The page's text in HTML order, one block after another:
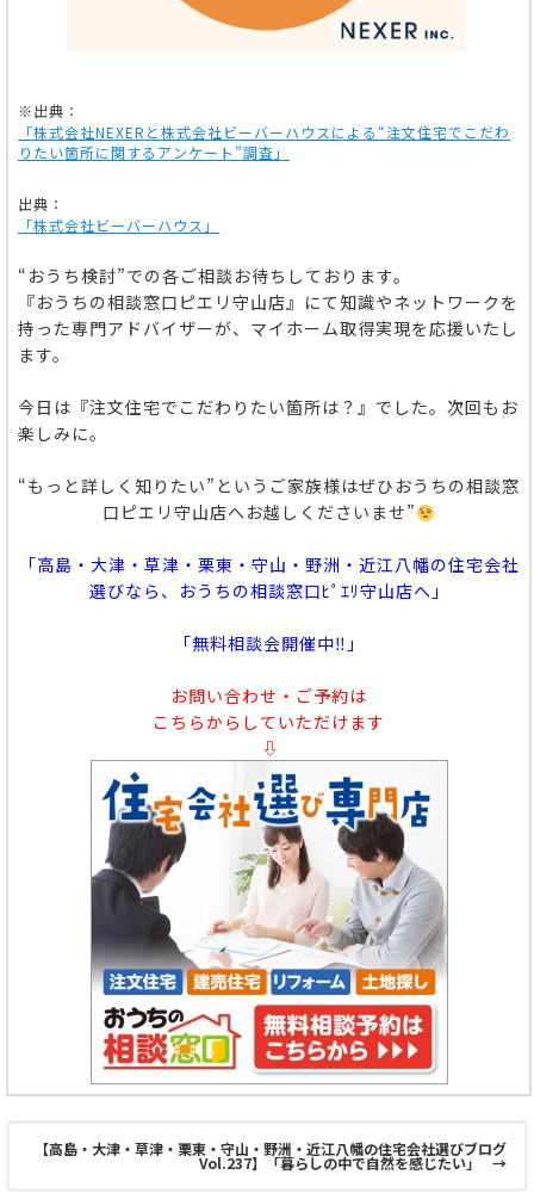
※出典：
「株式会社NEXERと株式会社ビーバーハウスによる“注文住宅でこだわ
りたい箇所に関するアンケート ”調査」
出典：
「株式会社ビーバーハウス」
“おうち検討”での各ご相談お待ちしております。
『おうちの相談窓口ピエリ守山店』にて知識やネットワークを
持った専門アドバイザーが、マイホーム取得実現を応援いたし
ます。
今日は『注文住宅でこだわりたい箇所は？』でした。次回もお
楽しみに。
“もっと詳しく知りたい”というご家族様はぜひおうちの相談窓
口ピエリ守山店へお越しくださいませ”
「高島・大津・草津・栗東・守山・野洲・近江八幡の住宅会社
選びなら、おうちの相談窓口ﾋﾟｴﾘ守山店へ」
「無料相談会開催中‼」
お問い合わせ・ご予約は
こちらからしていただけます
⇩
【高島・大津・草津・栗東・守山・野洲・近江八幡の住宅会社選びブログ
Vol.237】「暮らしの中で自然を感じたい」 →